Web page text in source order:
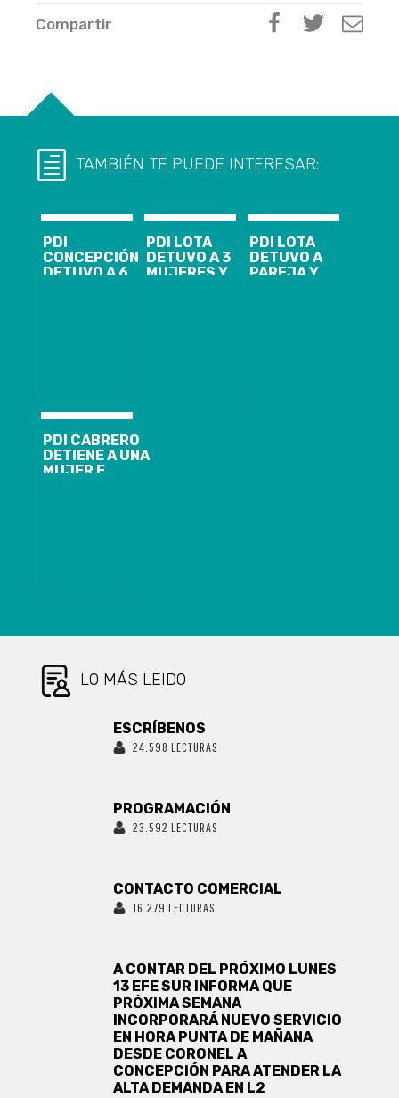
Compartir
TAMBIÉN TE PUEDE INTERESAR:
PDI
CONCEPCIÓN
DETUVO A 6
PDI LOTA
DETUVO A 3
MUJERES Y
PDI LOTA
DETUVO A
PAREJA Y
PDI CABRERO
DETIENE A UNA
MUJER E
LO MÁS LEIDO
ESCRÍBENOS
24.598 LECTURAS
PROGRAMACIÓN
23.592 LECTURAS
CONTACTO COMERCIAL
16.279 LECTURAS
A CONTAR DEL PRÓXIMO LUNES
13 EFE SUR INFORMA QUE
PRÓXIMA SEMANA
INCORPORARÁ NUEVO SERVICIO
EN HORA PUNTA DE MAÑANA
DESDE CORONEL A
CONCEPCIÓN PARA ATENDER LA
ALTA DEMANDA EN L2